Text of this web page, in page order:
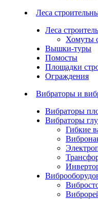
Леса
Леса
Хомуты
Вышки-туры
Помосты
Площадки
Ограждения
Вибраторы и
Вибраторы
Вибраторы
Гибкие